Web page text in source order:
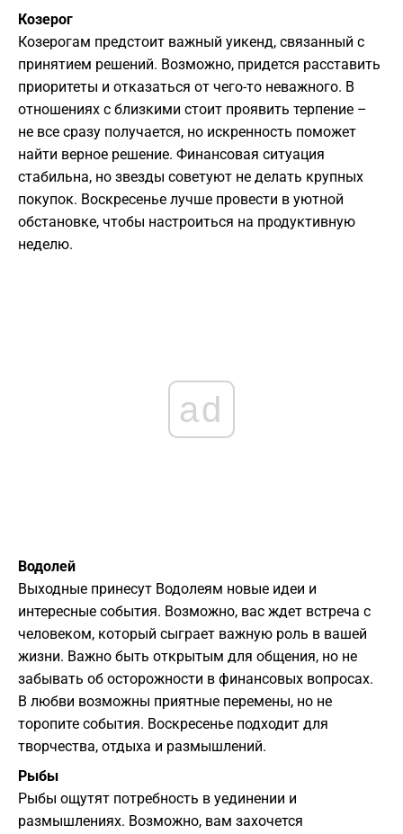
Козерог
Козерогам предстоит важный уикенд, связанный с
принятием решений. Возможно, придется расставить
приоритеты и отказаться от чего-то неважного. В
отношениях с близкими стоит проявить терпение –
не все сразу получается, но искренность поможет
найти верное решение. Финансовая ситуация
стабильна, но звезды советуют не делать крупных
покупок. Воскресенье лучше провести в уютной
обстановке, чтобы настроиться на продуктивную
неделю.
ad
Водолей
Выходные принесут Водолеям новые идеи и
интересные события. Возможно, вас ждет встреча с
человеком, который сыграет важную роль в вашей
жизни. Важно быть открытым для общения, но не
забывать об осторожности в финансовых вопросах.
В любви возможны приятные перемены, но не
торопите события. Воскресенье подходит для
творчества, отдыха и размышлений.
Рыбы
Рыбы ощутят потребность в уединении и
размышлениях. Возможно, вам захочется